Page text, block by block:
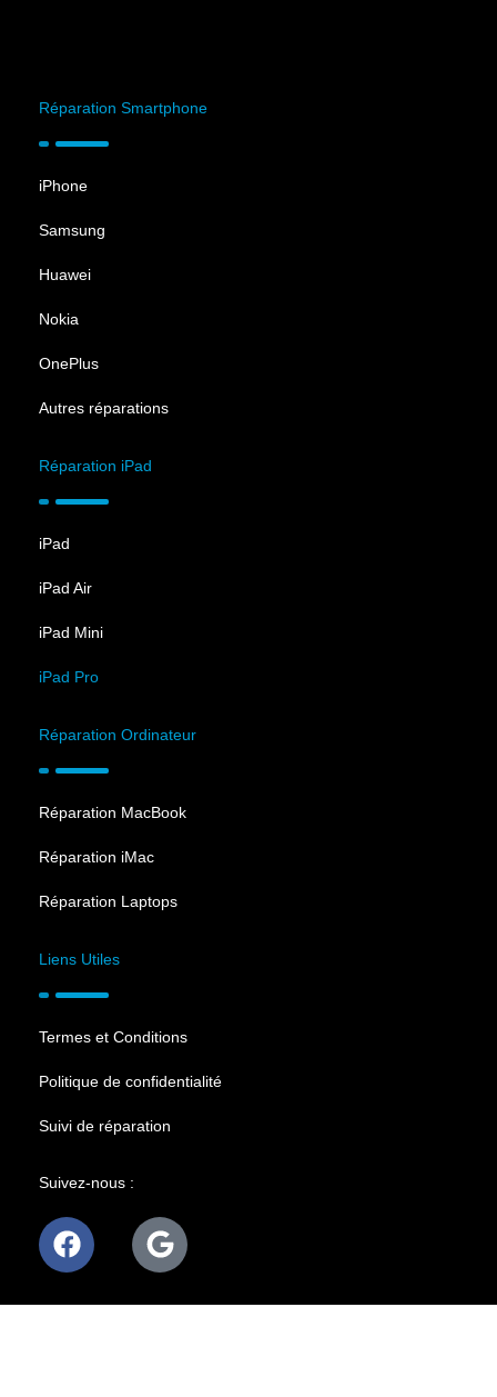
Réparation Smartphone
iPhone
Samsung
Huawei
Nokia
OnePlus
Autres réparations
Réparation iPad
iPad
iPad Air
iPad Mini
iPad Pro
Réparation Ordinateur
Réparation MacBook
Réparation iMac
Réparation Laptops
Liens Utiles
Termes et Conditions
Politique de confidentialité
Suivi de réparation
Suivez-nous :